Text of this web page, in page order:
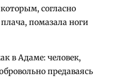
согласно
помазала ноги
в Адаме: человек,
предаваясь